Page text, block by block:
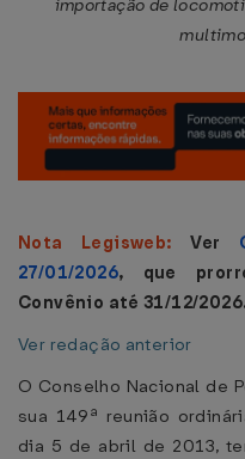
importação de
Nota Legisweb:Ver
27/01/2026, que
Convênio até 31/12/
Ver redação anterior
O Conselho Nacional de
sua 149ª reunião
dia 5 de abril de 2013,